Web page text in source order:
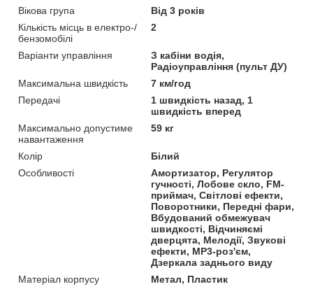
Вікова група
Від 3 років
Кількість місць в електро-/
бензомобілі
2
Варіанти управління
З кабіни водія,
Радіоуправління (пульт ДУ)
Максимальна швидкість
7 км/год
Передачі
1 швидкість назад, 1
швидкість вперед
Максимально допустиме
навантаження
59 кг
Колір
Білий
Особливості
Амортизатор, Регулятор
гучності, Лобове скло, FM-
приймач, Світлові ефекти,
Поворотники, Передні фари,
Вбудований обмежувач
швидкості, Відчиняємі
дверцята, Мелодії, Звукові
ефекти, MP3-роз'єм,
Дзеркала заднього виду
Матеріал корпусу
Метал, Пластик